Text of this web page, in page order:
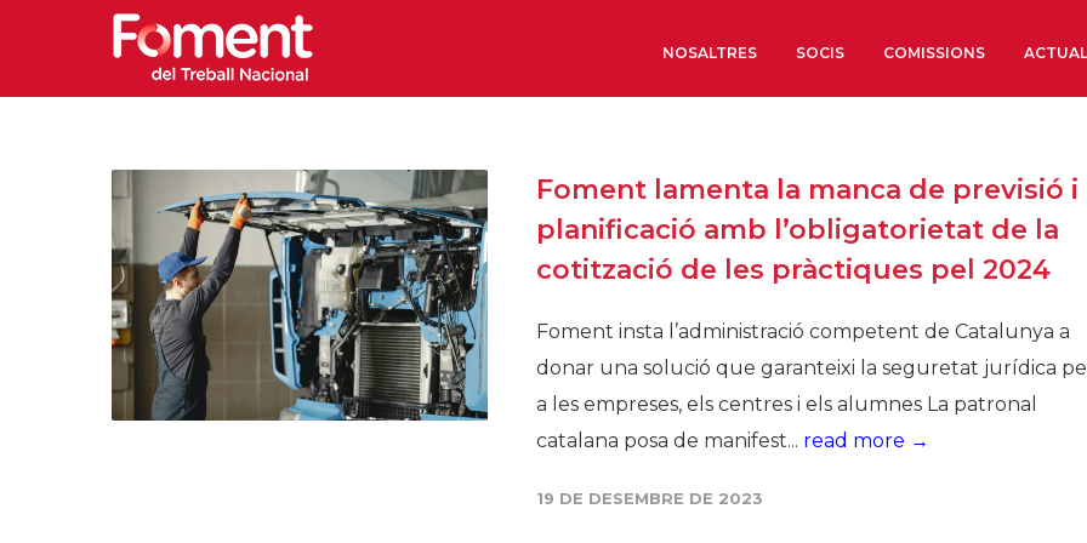
NOSALTRES
Òrgans de Govern
Òrgans Consultius
Estructura Executiva
Econòmics i Socials
Organitzacions
Organitzacions
SOCIS COMISSIONS
Foment lamenta la manca de previsió i
planificació amb l’obligatorietat de la
cotització de les pràctiques pel 2024
Foment insta l’administració competent de Catalunya a
donar una solució que garanteixi la seguretat jurídica
a les empreses, els centres i els alumnes La patronal
catalana posa de manifest... read more →
19 DE DESEMBRE DE 2023